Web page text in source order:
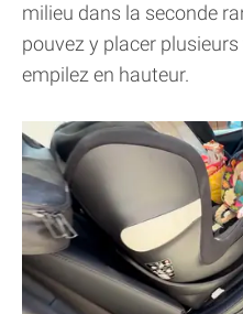
milieu dans la seconde
pouvez y placer
empilez en hauteur.